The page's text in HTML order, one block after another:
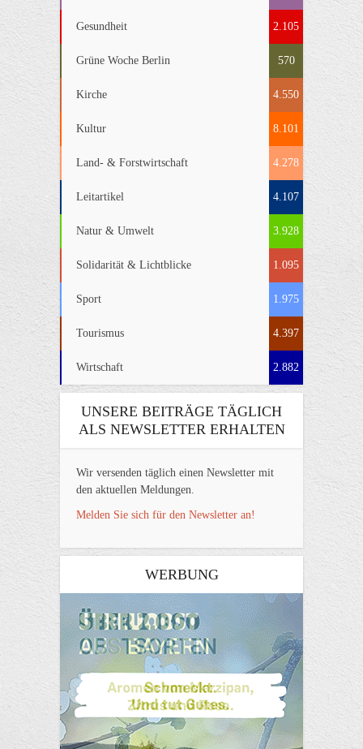
Gesundheit 2.105
Grüne Woche Berlin 570
Kirche 4.550
Kultur 8.101
Land- & Forstwirtschaft 4.278
Leitartikel 4.107
Natur & Umwelt 3.928
Solidarität & Lichtblicke 1.095
Sport 1.975
Tourismus 4.397
Wirtschaft 2.882
UNSERE BEITRÄGE TÄGLICH
ALS NEWSLETTER ERHALTEN
Wir versenden täglich einen Newsletter mit
den aktuellen Meldungen.
Melden Sie sich für den Newsletter an!
WERBUNG